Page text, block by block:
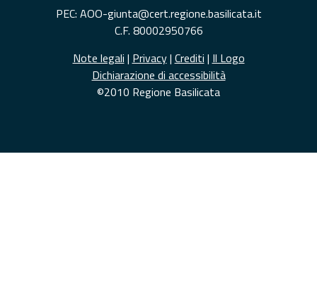
PEC: AOO-giunta@cert.regione.basilicata.it
C.F. 80002950766
Note legali | Privacy| Crediti | Il Logo
Dichiarazione di accessibilità
©2010 Regione Basilicata